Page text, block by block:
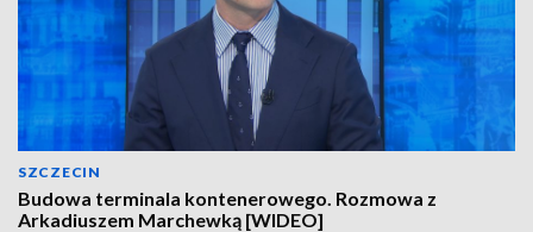
SZCZECIN
Budowa terminala kontenerowego. Rozmowa z
Arkadiuszem Marchewką [WIDEO]